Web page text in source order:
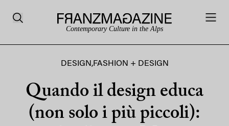
Contemporary Culture in the Alps
DESIGN ,FASHION + DESIGN
Quando il design educa
(non solo i più piccoli):